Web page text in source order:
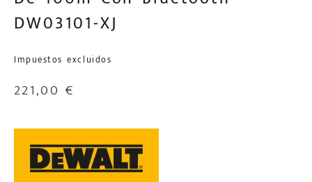
DW03101-XJ
Impuestos excluidos
221,00€